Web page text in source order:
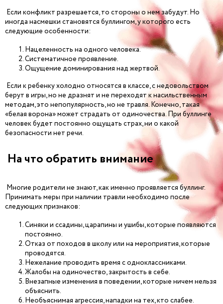
Если конфликт разрешается, то стороны о нем забудут. Но
иногда насмешки становятся буллингом, у которого есть
следующие особенности:
Нацеленность на одного человека.
Систематичное проявление.
Ощущение доминирования над жертвой.
Если к ребенку холодно относятся в классе, с недовольством
берут в игры, но не дразнят и не переходят к насильственным
методам, это непопулярность, но не травля. Конечно, такая
«белая ворона» может страдать от одиночества. При буллинге
человек будет постоянно ощущать страх, ни о какой
безопасности нет речи.
На что обратить внимание
Многие родители не знают, как именно проявляется буллинг.
Принимать меры при наличии травли необходимо после
следующих признаков:
Синяки и ссадины, царапины и ушибы, которые появляются
постоянно.
Отказ от походов в школу или на мероприятия, которые
проводятся.
Нежелание проводить время с одноклассниками.
Жалобы на одиночество, закрытость в себе.
Внезапные изменения в поведении, которые ничем нельзя
объяснить.
Необъяснимая агрессия, нападки на тех, кто слабее.